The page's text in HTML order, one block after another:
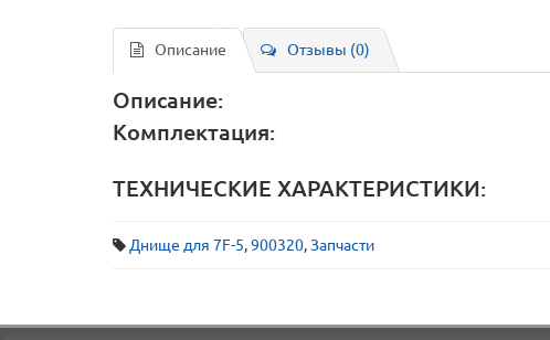
Описание Отзывы (0)
Описание:
Комплектация:
ТЕХНИЧЕСКИЕ ХАРАКТЕРИСТИКИ:
Днище для 7F-5,900320,Запчасти